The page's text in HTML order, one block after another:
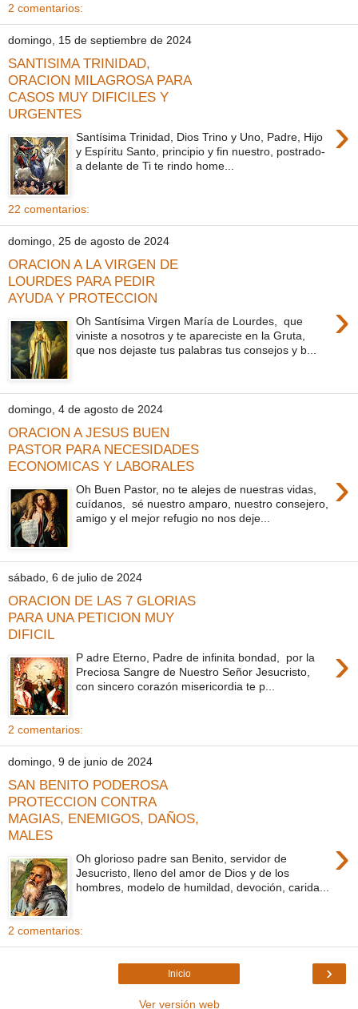
2 comentarios:
domingo, 15 de septiembre de 2024
SANTISIMA TRINIDAD,
ORACION MILAGROSA PARA
CASOS MUY DIFICILES Y
URGENTES
›
Santísima Trinidad, Dios Trino y Uno, Padre, Hijo
y Espíritu Santo, principio y fin nuestro, postrado-
a delante de Ti te rindo home...
22 comentarios:
domingo, 25 de agosto de 2024
ORACION A LA VIRGEN DE
LOURDES PARA PEDIR
AYUDA Y PROTECCION
›
Oh Santísima Virgen María de Lourdes, que
viniste a nosotros y te apareciste en la Gruta,
que nos dejaste tus palabras tus consejos y b...
domingo, 4 de agosto de 2024
ORACION A JESUS BUEN
PASTOR PARA NECESIDADES
ECONOMICAS Y LABORALES
›
Oh Buen Pastor, no te alejes de nuestras vidas,
cuídanos, sé nuestro amparo, nuestro consejero,
amigo y el mejor refugio no nos deje...
sábado, 6 de julio de 2024
ORACION DE LAS 7 GLORIAS
PARA UNA PETICION MUY
DIFICIL
›
P adre Eterno, Padre de infinita bondad, por la
Preciosa Sangre de Nuestro Señor Jesucristo,
con sincero corazón misericordia te p...
2 comentarios:
domingo, 9 de junio de 2024
SAN BENITO PODEROSA
PROTECCION CONTRA
MAGIAS, ENEMIGOS, DAÑOS,
MALES
›
Oh glorioso padre san Benito, servidor de
Jesucristo, lleno del amor de Dios y de los
hombres, modelo de humildad, devoción, carida...
2 comentarios:
›
Inicio
Ver versión web